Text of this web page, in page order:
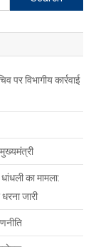
for:
पर विभागीय कार्रवाई
का मामला:
जारी